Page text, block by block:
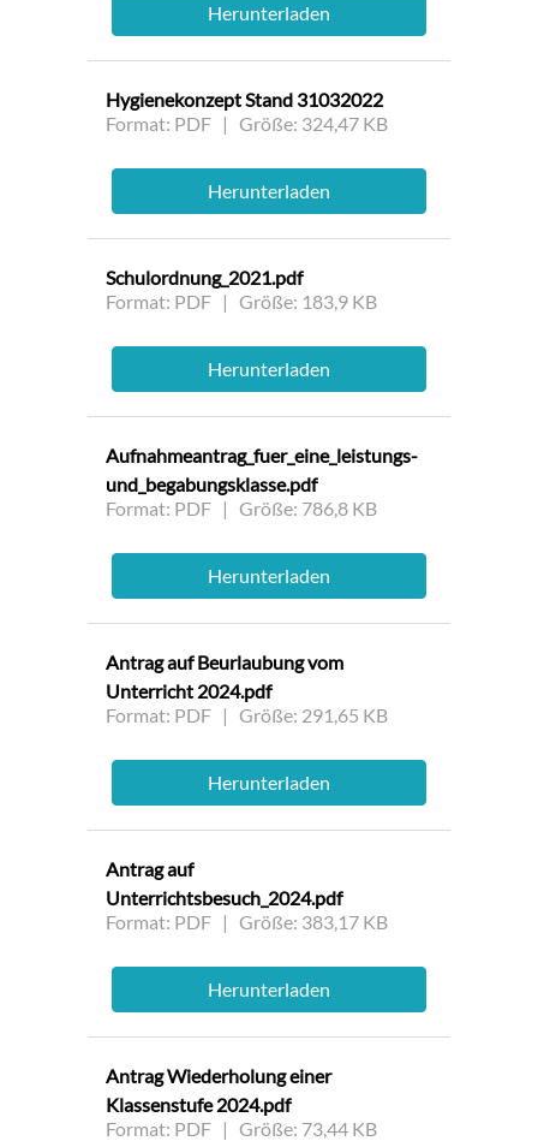
Herunterladen
Hygienekonzept Stand 31032022
Format: PDF | Größe: 324,47 KB
Herunterladen
Schulordnung_2021.pdf
Format: PDF | Größe: 183,9 KB
Herunterladen
Aufnahmeantrag_fuer_eine_leistungs-
und_begabungsklasse.pdf
Format: PDF | Größe: 786,8 KB
Herunterladen
Antrag auf Beurlaubung vom
Unterricht 2024.pdf
Format: PDF | Größe: 291,65 KB
Herunterladen
Antrag auf
Unterrichtsbesuch_2024.pdf
Format: PDF | Größe: 383,17 KB
Herunterladen
Antrag Wiederholung einer
Klassenstufe 2024.pdf
Format: PDF | Größe: 73,44 KB